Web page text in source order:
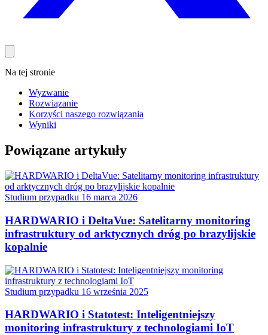
Na tej stronie
Wyzwanie
Rozwiązanie
Korzyści naszego rozwiązania
Wyniki
Powiązane artykuły
Studium przypadku 16 marca 2026
HARDWARIO i DeltaVue: Satelitarny monitoring
infrastruktury od arktycznych dróg po brazylijskie
kopalnie
Studium przypadku 16 września 2025
HARDWARIO i Statotest: Inteligentniejszy
monitoring infrastruktury z technologiami IoT